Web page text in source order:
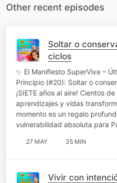
Other recent episodes
Soltar o
ciclos
✨ El Manifiesto SuperVive –
Principio (#20): Soltar o
¡SIETE años al aire! Cientos
aprendizajes y vidas
momento es un regalo
vulnerabilidad absoluta para
27 MAY 35 MIN
Vivir con